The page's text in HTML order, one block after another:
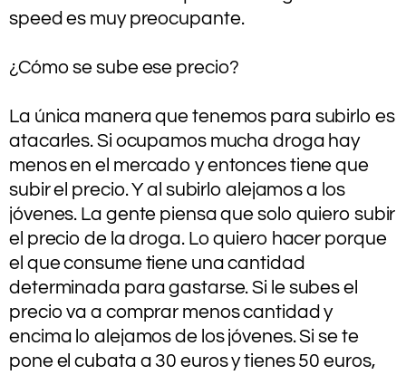
speed es muy preocupante.
¿Cómo se sube ese precio?
La única manera que tenemos para subirlo es
atacarles. Si ocupamos mucha droga hay
menos en el mercado y entonces tiene que
subir el precio. Y al subirlo alejamos a los
jóvenes. La gente piensa que solo quiero subir
el precio de la droga. Lo quiero hacer porque
el que consume tiene una cantidad
determinada para gastarse. Si le subes el
precio va a comprar menos cantidad y
encima lo alejamos de los jóvenes. Si se te
pone el cubata a 30 euros y tienes 50 euros,